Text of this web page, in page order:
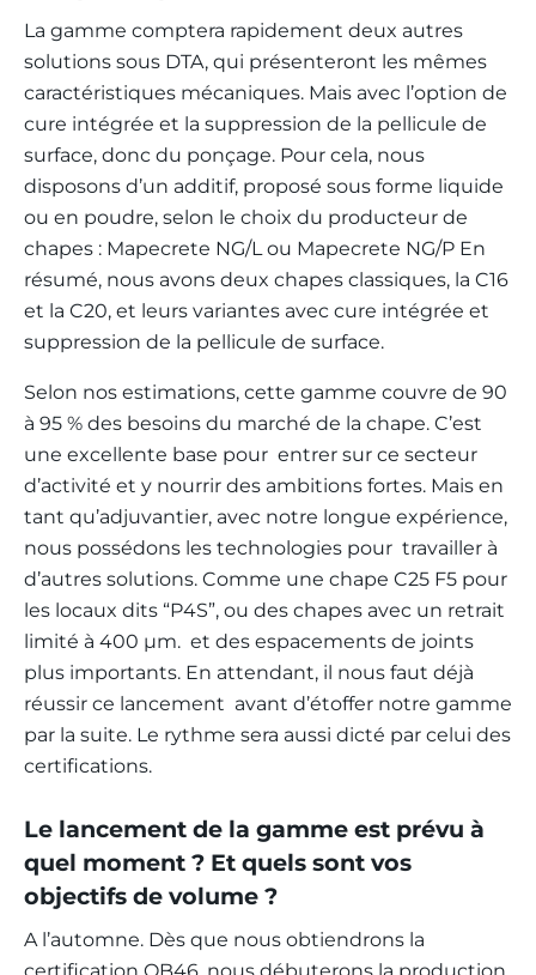
La gamme comptera rapidement deux autres
solutions sous DTA, qui présenteront les mêmes
caractéristiques mécaniques. Mais avec l’option de
cure intégrée et la suppression de la pellicule de
surface, donc du ponçage. Pour cela, nous
disposons d’un additif, proposé sous forme liquide
ou en poudre, selon le choix du producteur de
chapes : Mapecrete NG/L ou Mapecrete NG/P En
résumé, nous avons deux chapes classiques, la C16
et la C20, et leurs variantes avec cure intégrée et
suppression de la pellicule de surface.
Selon nos estimations, cette gamme couvre de 90
à 95 % des besoins du marché de la chape. C’est
une excellente base pour entrer sur ce secteur
d’activité et y nourrir des ambitions fortes. Mais en
tant qu’adjuvantier, avec notre longue expérience,
nous possédons les technologies pour travailler à
d’autres solutions. Comme une chape C25 F5 pour
les locaux dits “P4S”, ou des chapes avec un retrait
limité à 400 µm. et des espacements de joints
plus importants. En attendant, il nous faut déjà
réussir ce lancement avant d’étoffer notre gamme
par la suite. Le rythme sera aussi dicté par celui des
certifications.
Le lancement de la gamme est prévu à
quel moment ? Et quels sont vos
objectifs de volume ?
A l’automne. Dès que nous obtiendrons la